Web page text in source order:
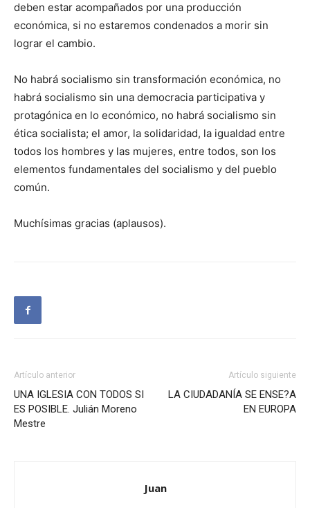
deben estar acompañados por una producción
económica, si no estaremos condenados a morir sin
lograr el cambio.
No habrá socialismo sin transformación económica, no
habrá socialismo sin una democracia participativa y
protagónica en lo económico, no habrá socialismo sin
ética socialista; el amor, la solidaridad, la igualdad entre
todos los hombres y las mujeres, entre todos, son los
elementos fundamentales del socialismo y del pueblo
común.
Muchísimas gracias (aplausos).
Artículo anterior
UNA IGLESIA CON TODOS SI
ES POSIBLE. Julián Moreno
Mestre
Artículo siguiente
LA CIUDADANÍA SE ENSE?A
EN EUROPA
Juan